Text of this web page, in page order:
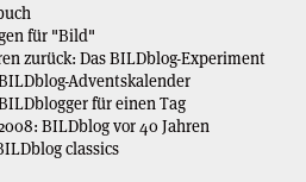
für "Bild"
zurück: Das BILDblog-Experiment
Adventskalender
für einen Tag
BILDblog vor 40 Jahren
classics